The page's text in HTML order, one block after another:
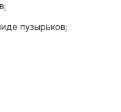
пузырьков;
использования.